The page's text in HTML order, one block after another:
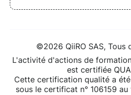
©2026 QiiRO SAS, Tous
L'activité d'actions de
est certifiée
Cette certification qualité a
sous le certificat n° 106159